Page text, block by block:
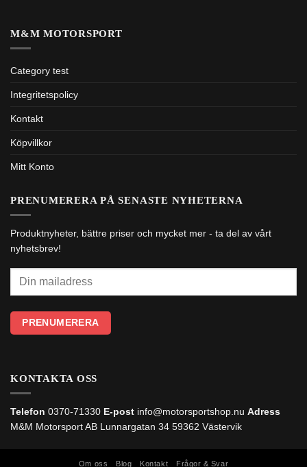
M&M MOTORSPORT
Category test
Integritetspolicy
Kontakt
Köpvillkor
Mitt Konto
PRENUMERERA PÅ SENASTE NYHETERNA
Produktnyheter, bättre priser och mycket mer - ta del av vårt
nyhetsbrev!
KONTAKTA OSS
Telefon 0370-71330 E-post info@motorsportshop.nu Adress
M&M Motorsport AB Lunnargatan 34 59362 Västervik
Om oss Blog Kontakt Frågor & Svar